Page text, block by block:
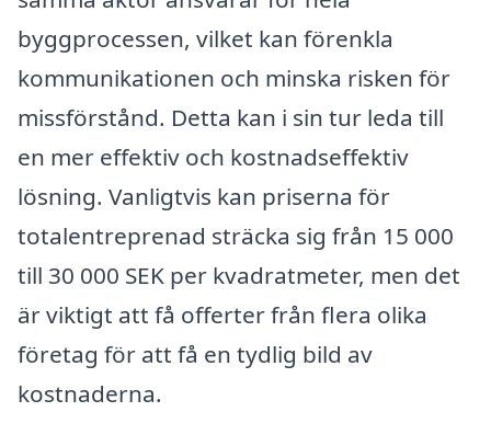
byggprocessen, vilket kan förenkla
kommunikationen och minska risken för
missförstånd. Detta kan i sin tur leda till
en mer effektiv och kostnadseffektiv
lösning. Vanligtvis kan priserna för
totalentreprenad sträcka sig från 15 000
till 30 000 SEK per kvadratmeter, men det
är viktigt att få offerter från flera olika
företag för att få en tydlig bild av
kostnaderna.